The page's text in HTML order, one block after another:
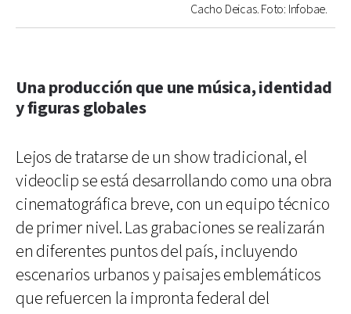
Cacho Deicas. Foto: Infobae.
Una producción que une música, identidad
y figuras globales
Lejos de tratarse de un show tradicional, el
videoclip se está desarrollando como una obra
cinematográfica breve, con un equipo técnico
de primer nivel. Las grabaciones se realizarán
en diferentes puntos del país, incluyendo
escenarios urbanos y paisajes emblemáticos
que refuercen la impronta federal del